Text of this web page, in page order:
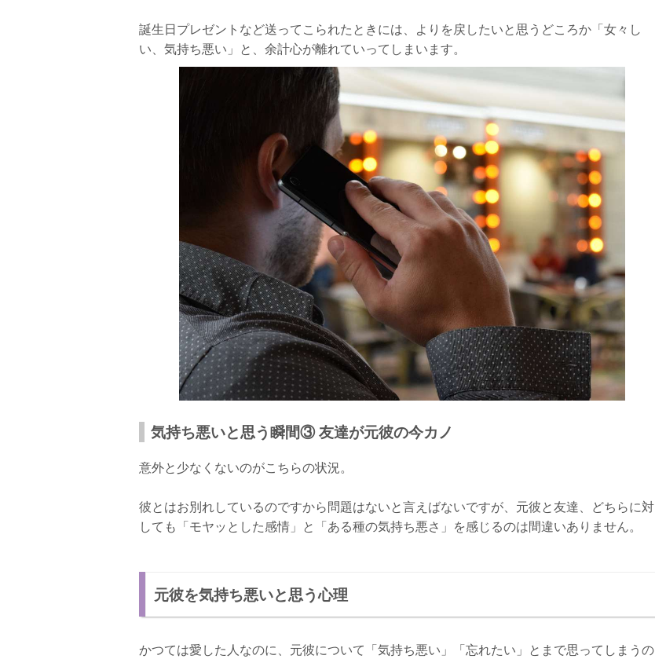
誕生日プレゼントなど送ってこられたときには、よりを戻したいと思うどころか「女々し
い、気持ち悪い」と、余計心が離れていってしまいます。
気持ち悪いと思う瞬間③ 友達が元彼の今カノ
意外と少なくないのがこちらの状況。
彼とはお別れしているのですから問題はないと言えばないですが、元彼と友達、どちらに対
しても「モヤッとした感情」と「ある種の気持ち悪さ」を感じるのは間違いありません。
元彼を気持ち悪いと思う心理
かつては愛した人なのに、元彼について「気持ち悪い」「忘れたい」とまで思ってしまうの